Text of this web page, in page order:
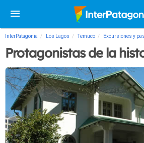
InterPatagonia Los Lagos Temuco Excursiones y
Protagonistas de la